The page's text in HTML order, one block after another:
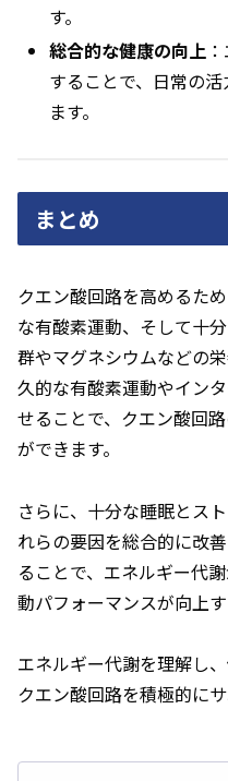
す。
総合的な健康の向上
することで、日常の
ます。
まとめ
クエン酸回路を高めるた
な有酸素運動、そして十
群やマグネシウムなどの
久的な有酸素運動やイン
せることで、クエン酸回
ができます。
さらに、十分な睡眠とス
れらの要因を総合的に改
ることで、エネルギー代
動パフォーマンスが向上す
エネルギー代謝を理解し
クエン酸回路を積極的に